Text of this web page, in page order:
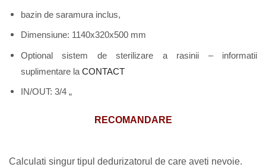
bazin de saramura inclus,
Dimensiune: 1140x320x500 mm
Optional sistem de sterilizare a rasinii – informatii
suplimentare la CONTACT
IN/OUT: 3/4 „
RECOMANDARE
Calculati singur tipul dedurizatorul de care aveti nevoie.